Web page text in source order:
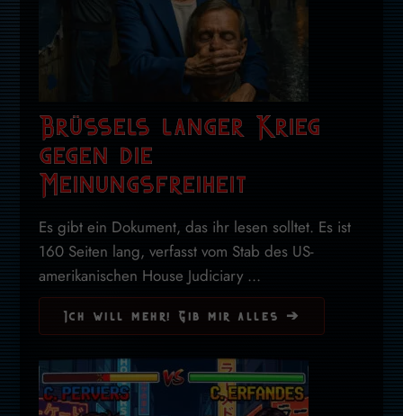
Brüssels langer Krieg
gegen die
Meinungsfreiheit
Es gibt ein Dokument, das ihr lesen solltet. Es ist
160 Seiten lang, verfasst vom Stab des US-
amerikanischen House Judiciary ...
Ich will mehr! Gib mir alles ➔